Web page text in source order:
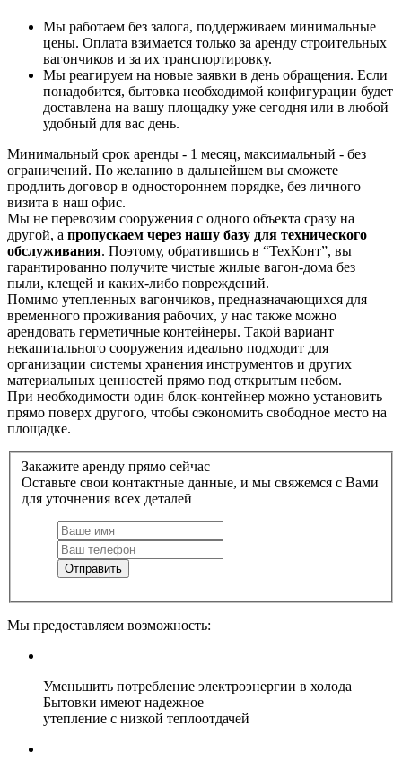
Мы работаем без залога, поддерживаем минимальные
цены. Оплата взимается только за аренду строительных
вагончиков и за их транспортировку.
Мы реагируем на новые заявки в день обращения. Если
понадобится, бытовка необходимой конфигурации будет
доставлена на вашу площадку уже сегодня или в любой
удобный для вас день.
Минимальный срок аренды - 1 месяц, максимальный - без
ограничений. По желанию в дальнейшем вы сможете
продлить договор в одностороннем порядке, без личного
визита в наш офис.
Мы не перевозим сооружения с одного объекта сразу на
другой, а пропускаем через нашу базу для технического
обслуживания. Поэтому, обратившись в “ТехКонт”, вы
гарантированно получите чистые жилые вагон-дома без
пыли, клещей и каких-либо повреждений.
Помимо утепленных вагончиков, предназначающихся для
временного проживания рабочих, у нас также можно
арендовать герметичные контейнеры. Такой вариант
некапитального сооружения идеально подходит для
организации системы хранения инструментов и других
материальных ценностей прямо под открытым небом.
При необходимости один блок-контейнер можно установить
прямо поверх другого, чтобы сэкономить свободное место на
площадке.
Закажите аренду прямо сейчас
Оставьте свои контактные данные, и мы свяжемся с Вами
для уточнения всех деталей
Отправить
Мы предоставляем возможность:
Уменьшить потребление электроэнергии в холода
Бытовки имеют надежное
утепление с низкой теплоотдачей